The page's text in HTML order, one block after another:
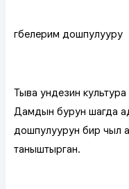
Өгбелерим дошпулууру
Тыва ундезин
Дамдын бурун шагда
дошпулуурун бир чыл
таныштырган.